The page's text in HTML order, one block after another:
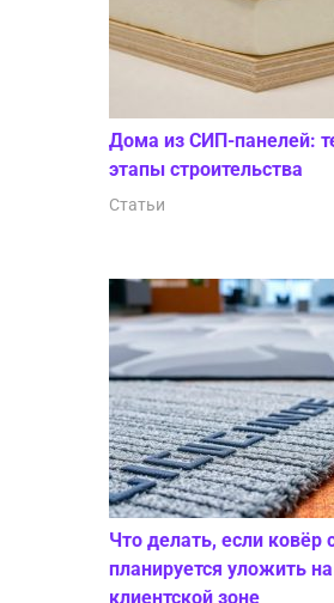
Дома из СИП-панелей:
этапы строительства
Статьи
Что делать, если ковёр
планируется уложить
клиентской зоне